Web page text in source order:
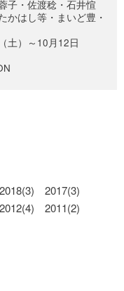
子・佐渡稔・石井愃
かはし等・まいど豊・
土）～10月12日
2018(3)
2017(3)
2012(4)
2011(2)